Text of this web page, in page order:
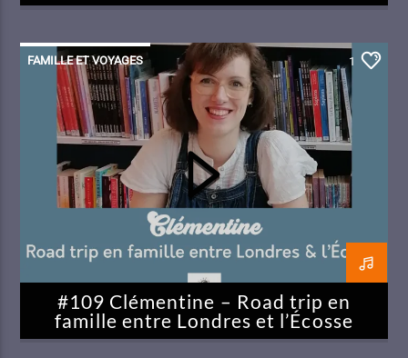
FAMILLE ET VOYAGES 1
#109 Clémentine – Road trip en
famille entre Londres et l’Écosse